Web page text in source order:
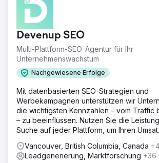
Devenup SEO
Multi-Plattform-SEO-Agentur für Ihr
Unternehmenswachstum
Nachgewiesene Erfolge
Mit datenbasierten SEO-Strategien und
Werbekampagnen unterstützen wir
die wichtigsten Kennzahlen – vom Traffic
– zu beeinflussen. Nutzen Sie die
Suche auf jeder Plattform, um Ihren
Vancouver, British Columbia, Canada
Leadgenerierung, Marktforschung +36